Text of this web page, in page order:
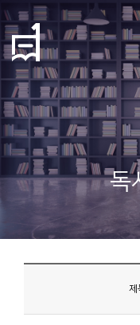
독
제
학
도
협
소
개
지
사